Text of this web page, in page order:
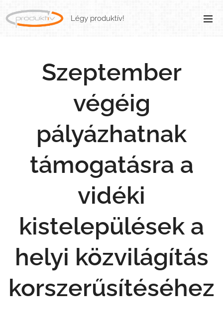
Légy produktív!
Szeptember
végéig
pályázhatnak
támogatásra a
vidéki
kistelepülések a
helyi közvilágítás
korszerűsítéséhez